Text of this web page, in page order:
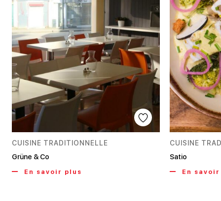
CUISINE TRADITIONNELLE
Grüne & Co
En savoir plus
CUISINE
Satio
En